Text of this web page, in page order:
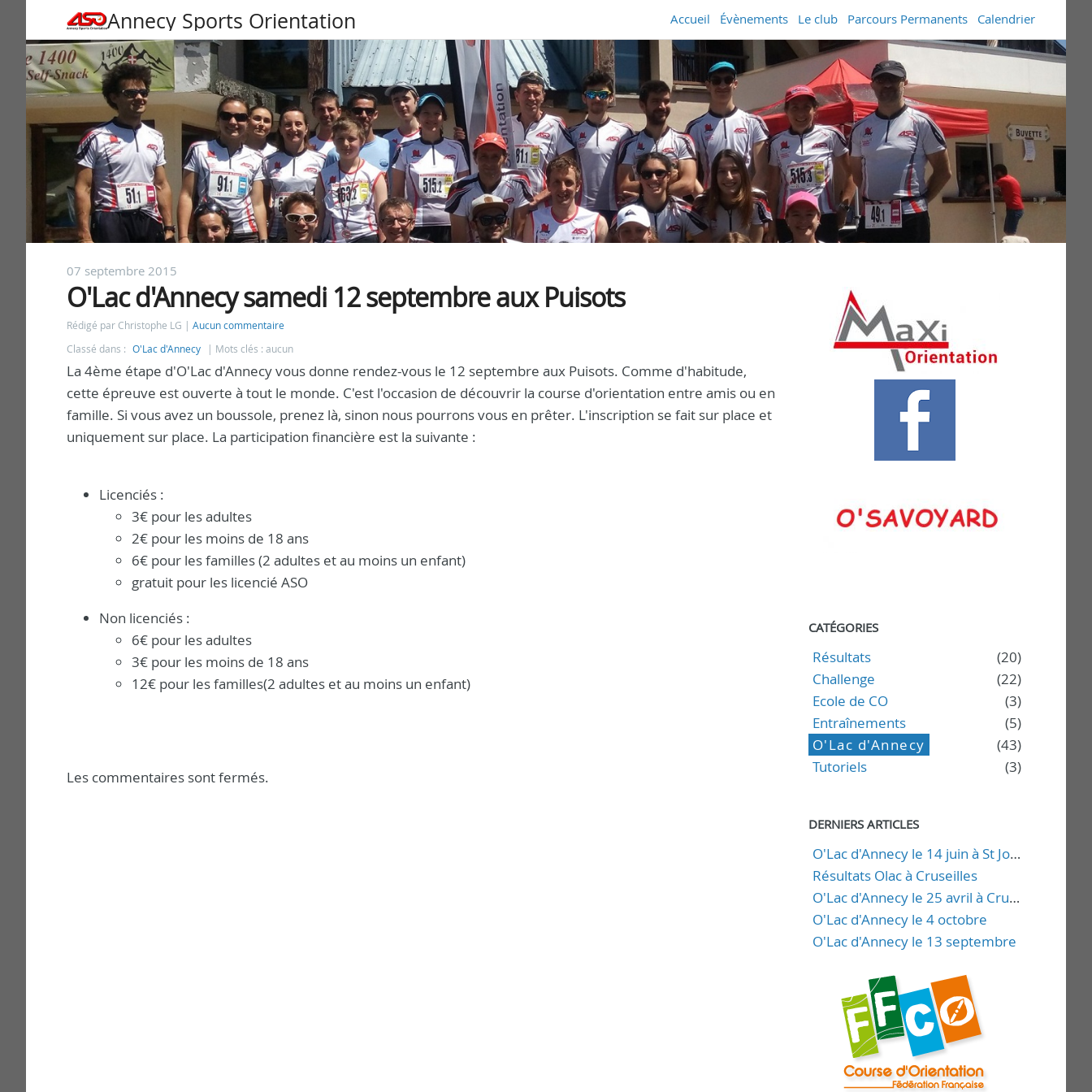
Annecy Sports Orientation Accueil Évènements Le club Parcours Permanents Calendrier
07 septembre 2015
O'Lac d'Annecy samedi 12 septembre aux Puisots
Rédigé par Christophe LG
Aucun commentaire
Classé dans : O'Lac d'Annecy Mots clés : aucun
La 4ème étape d'O'Lac d'Annecy vous donne rendez-vous le 12 septembre aux Puisots. Comme d'habitude,
cette épreuve est ouverte à tout le monde. C'est l'occasion de découvrir la course d'orientation entre amis ou en
famille. Si vous avez un boussole, prenez là, sinon nous pourrons vous en prêter. L'inscription se fait sur place et
uniquement sur place. La participation financière est la suivante :
Licenciés :
3€ pour les adultes
2€ pour les moins de 18 ans
6€ pour les familles (2 adultes et au moins un enfant)
gratuit pour les licencié ASO
Non licenciés :
6€ pour les adultes
3€ pour les moins de 18 ans
12€ pour les familles(2 adultes et au moins un enfant)
Les commentaires sont fermés.
CATÉGORIES
Résultats
(20)
Challenge
(22)
Ecole de CO
(3)
Entraînements
(5)
O'Lac d'Annecy
(43)
Tutoriels
(3)
DERNIERS ARTICLES
O'Lac d'Annecy le 14 juin à St Jorioz
Résultats Olac à Cruseilles
O'Lac d'Annecy le 25 avril à Cruseilles
O'Lac d'Annecy le 4 octobre
O'Lac d'Annecy le 13 septembre